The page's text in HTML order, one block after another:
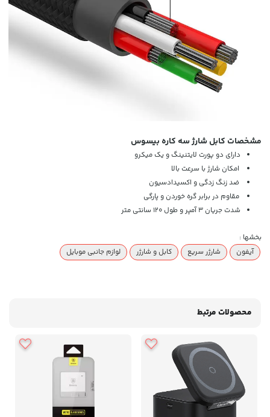
مشخصات کابل شارژ سه کاره بیسوس
دارای دو پورت لایتنینگ و یک میکرو
امکان شارژ با سرعت بالا
ضد زنگ زدگی و اکسیدادسیون
مقاوم در برابر گره خوردن و پارگی
شدت جریان 3 آمپر و طول 120 سانتی متر
بخشها :
آیفون
شارژر سریع کابل و شارژر لوازم جانبی موبایل
محصولات مرتبط